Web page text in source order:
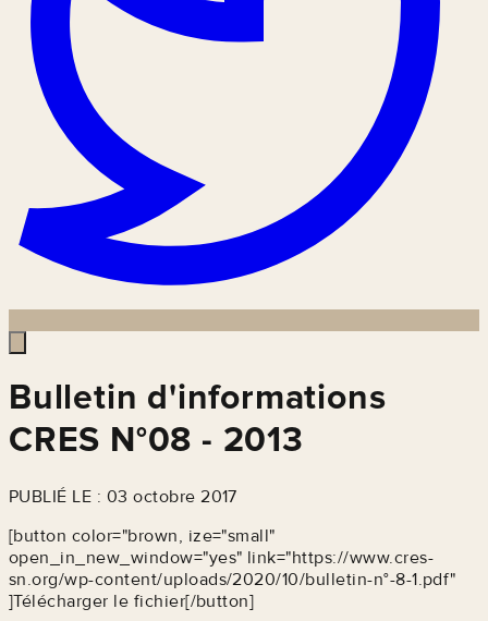
Bulletin d'informations
CRES N°08 - 2013
PUBLIÉ LE : 03 octobre 2017
[button color="brown, ize="small"
open_in_new_window="yes" link="https://www.cres-
sn.org/wp-content/uploads/2020/10/bulletin-n°-8-1.pdf"
]Télécharger le fichier[/button]